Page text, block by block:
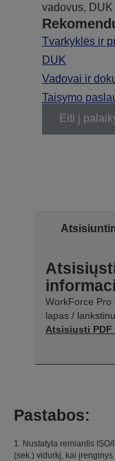
vadovus,
Tvarkyklės ir
DUK
Vadovai ir
Taisymo
Eiti į
WorkForce Pro
lapas /
Atsisiųsti PDF
Pastabos:
1. Nustatyta remiantis
(sek.) vidurkį, kai